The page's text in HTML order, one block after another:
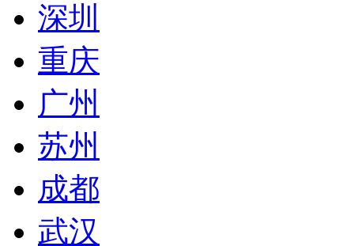
深圳
重庆
广州
苏州
成都
武汉